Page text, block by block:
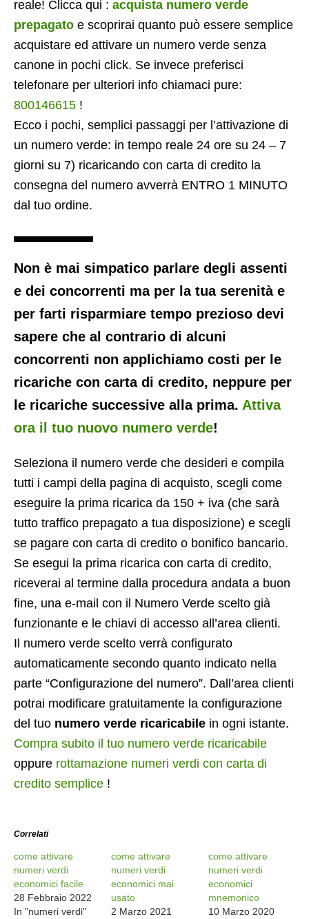
reale! Clicca qui : acquista numero verde
prepagato e scoprirai quanto può essere semplice
acquistare ed attivare un numero verde senza
canone in pochi click. Se invece preferisci
telefonare per ulteriori info chiamaci pure:
800146615 !
Ecco i pochi, semplici passaggi per l’attivazione di
un numero verde: in tempo reale 24 ore su 24 – 7
giorni su 7) ricaricando con carta di credito la
consegna del numero avverrà ENTRO 1 MINUTO
dal tuo ordine.
Non è mai simpatico parlare degli assenti
e dei concorrenti ma per la tua serenità e
per farti risparmiare tempo prezioso devi
sapere che al contrario di alcuni
concorrenti non applichiamo costi per le
ricariche con carta di credito, neppure per
le ricariche successive alla prima. Attiva
ora il tuo nuovo numero verde!
Seleziona il numero verde che desideri e compila
tutti i campi della pagina di acquisto, scegli come
eseguire la prima ricarica da 150 + iva (che sarà
tutto traffico prepagato a tua disposizione) e scegli
se pagare con carta di credito o bonifico bancario.
Se esegui la prima ricarica con carta di credito,
riceverai al termine dalla procedura andata a buon
fine, una e-mail con il Numero Verde scelto già
funzionante e le chiavi di accesso all’area clienti.
Il numero verde scelto verrà configurato
automaticamente secondo quanto indicato nella
parte “Configurazione del numero”. Dall’area clienti
potrai modificare gratuitamente la configurazione
del tuo numero verde ricaricabile in ogni istante.
Compra subito il tuo numero verde ricaricabile
oppure rottamazione numeri verdi con carta di
credito semplice !
Correlati
come attivare
numeri verdi
economici facile
28 Febbraio 2022
In "numeri verdi"
come attivare
numeri verdi
economici mai
usato
2 Marzo 2021
come attivare
numeri verdi
economici
mnemonico
10 Marzo 2020